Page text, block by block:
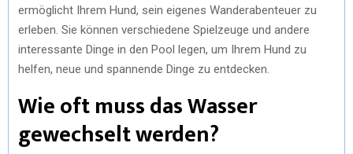
ermöglicht Ihrem Hund, sein eigenes Wanderabenteuer zu
erleben. Sie können verschiedene Spielzeuge und andere
interessante Dinge in den Pool legen, um Ihrem Hund zu
helfen, neue und spannende Dinge zu entdecken.
Wie oft muss das Wasser
gewechselt werden?